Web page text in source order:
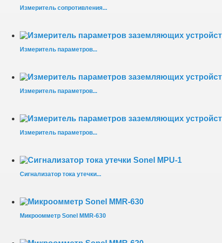
Измеритель сопротивления...
Измеритель параметров...
Измеритель параметров...
Измеритель параметров...
Сигнализатор тока утечки...
Микроомметр Sonel MMR-630